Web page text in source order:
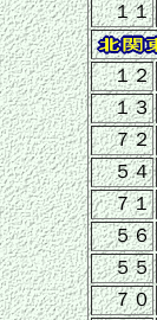
１１
１２
１３
７２
５４
７１
５６
５５
７０